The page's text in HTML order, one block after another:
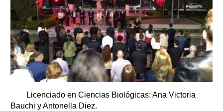
Licenciado en Ciencias Biológicas: Ana Victoria
Bauchi y Antonella Diez.